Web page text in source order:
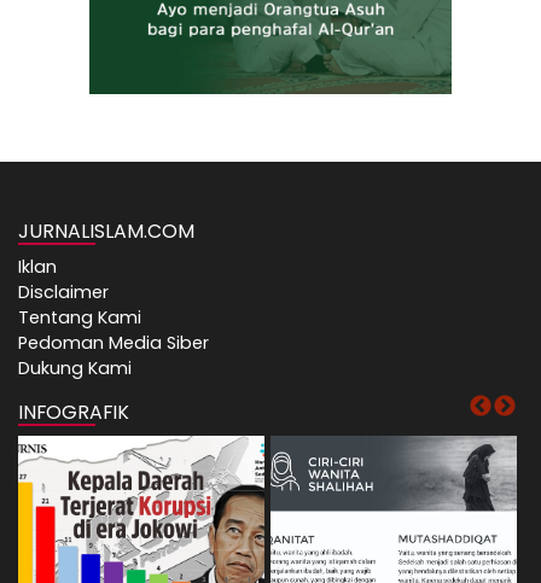
JURNALISLAM.COM
Iklan
Disclaimer
Tentang Kami
Pedoman Media Siber
Dukung Kami
INFOGRAFIK